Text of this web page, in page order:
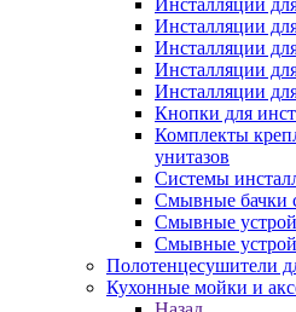
Инсталляции
Инсталляции
Инсталляции
Инсталляции
Инсталляции
Кнопки для
Комплекты
унитазов
Системы
Смывные бачки
Смывные
Смывные
Полотенцесушители
Кухонные мойки и